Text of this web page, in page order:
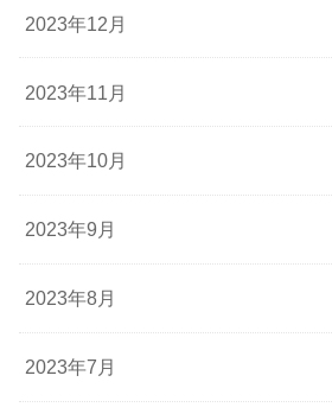
2023年12月
2023年11月
2023年10月
2023年9月
2023年8月
2023年7月